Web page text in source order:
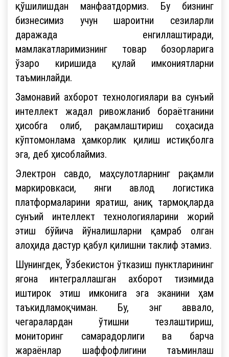
қўшилишдан манфаатдормиз. Бу бизнинг
бизнесимиз учун шароитни сезиларли
даражада енгиллаштиради,
мамлакатларимизнинг товар бозорларига
ўзаро киришида қулай имкониятларни
таъминлайди.
Замонавий ахборот технологиялари ва сунъий
интеллект жадал ривожланиб бораётганини
ҳисобга олиб, рақамлаштириш соҳасида
кўптомонлама ҳамкорлик қилиш истиқболга
эга, деб ҳисоблаймиз.
Электрон савдо, маҳсулотларнинг рақамли
маркировкаси, янги авлод логистика
платформаларини яратиш, аниқ тармоқларда
сунъий интеллект технологияларини жорий
этиш бўйича йўналишларни қамраб олган
алоҳида дастур қабул қилишни таклиф этамиз.
Шунингдек, Ўзбекистон ўтказиш пунктларининг
ягона интеграллашган ахборот тизимида
иштирок этиш имконига эга эканини ҳам
таъкидламоқчиман. Бу, энг аввало,
чегаралардан ўтишни тезлаштириш,
мониторинг самарадорлиги ва барча
жараёнлар шаффофлигини таъминлаш